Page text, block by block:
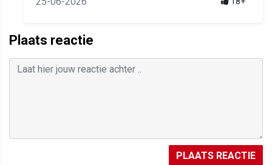
Plaats reactie
PLAATS REACTIE